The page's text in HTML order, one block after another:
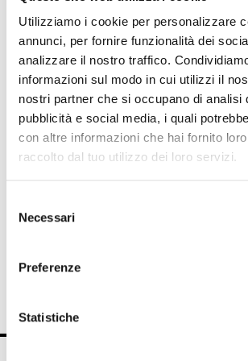
Utilizziamo i cookie per personalizzare
annunci, per fornire funzionalità dei
analizzare il nostro traffico.
informazioni sul modo in cui utilizzi il
nostri partner che si occupano di analisi
pubblicità e social media, i quali
con altre informazioni che hai fornito
raccolto dal tuo utilizzo dei loro servizi.
delNecessari
Preferenze
Statistiche
Mikrowelle),
Weiß
Air2-
Funk-
TECHNISCHE SPEZIFIKATIONEN